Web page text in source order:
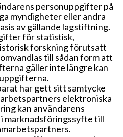
personuppgifter på
myndigheter eller andra
av gällande lagstiftning.
för statistisk,
forskning förutsatt
till sådan form att
gäller inte längre kan
har gett sitt samtycke
elektroniska
kan användarens
marknadsföringssyfte till